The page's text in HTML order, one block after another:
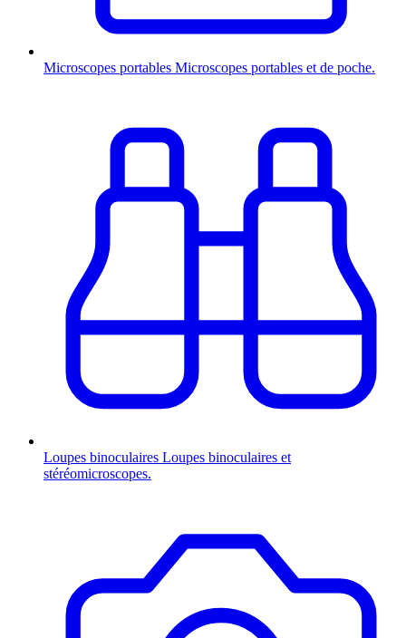
Microscopes portables Microscopes portables et de poche.
Loupes binoculaires Loupes binoculaires et
stéréomicroscopes.